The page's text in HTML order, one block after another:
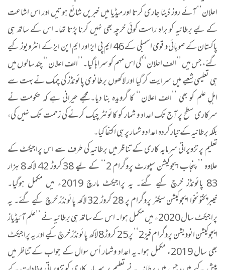
اعلان‘‘ آئے روز ڈیٹا جاری کرتا اور میڈیا میں خبریں شائع ہوتیں اور اس اشاعت
کے لیے برطانیہ کو براہِ راست کوئی خرچہ بھی نہیں کرنا پڑتا تھا۔ اس کے ساتھ ہی
پاکستان کے صوبائی و قومی اسمبلی کے 46 ایم پی ایز اور ایم این ایز کے انٹرویوز کیے
گئے، جس میں ’’الف اعلان‘‘ کی اس مہم کو سراہا گیا۔’’الف اعلان‘‘ چند سالوں میں
ہی تعلیمی شعبے میں سرایت کر گیا اور لاکھوں برطانوی پائونڈز کی چمک نے بہت سے
اہلِ علم کو بھی ’’الف اعلان‘‘ کا گرویدہ بنا دیا۔ مجھے حیرانی ہے کہ حکومت نے
سرکاری سطح پر آج تک اعداد و شمار کو کائونٹر چیک کرنے کی زحمت تک نہیں کی،
بلکہ برطانیہ کے تیار کردہ اعداد و شمار پر ہی اکتفا کیا۔
تعلیم پر تزویراتی سرمایہ کاری کے تناظر میں برطانیہ کی طرف سے اس پراجیکٹ کے
علاوہ ’’پنجاب ایجوکیشن سپورٹ پروگرام 2‘‘ کے لیے 38 کروڑ 42 لاکھ 8 ہزار
83 پائونڈز خرچ کیے گئے۔ یہ پراجیکٹ مارچ 2019ء میں مکمل ہوگیا۔
خیبرپختونخوا ایجوکیشن سیکٹر پروگرام پر 28 کروڑ 32 لاکھ پائونڈز خرچ کیے گئے۔ یہ
پراجیکٹ سال 2020ء میں مکمل ہوا۔ اس کے ساتھ ہی برطانیہ نے ’’علم آئیڈیاز
ایجوکیشن انوویشن پروگرام فیز2‘‘ پر 25 کروڑ 8 لاکھ پائونڈز خرچ کیے اور یہ پراجیکٹ
بھی سال 2019ء مکمل ہوا۔یہ اعداد وشمار اُس سوال کے جواب کے تناظر میں